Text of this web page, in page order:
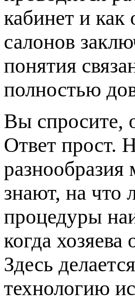
кабинет и
салонов
понятия
полностью
Вы спросите,
Ответ прост.
знают, на что
процедуры
когда
Здесь
технологию